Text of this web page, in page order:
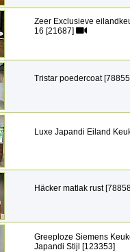
Zeer Exclusieve
16 [21687]
Tristar poedercoat
Luxe Japandi Eiland
Häcker matlak rust
Greeploze Siemens
Japandi Stijl [123353]